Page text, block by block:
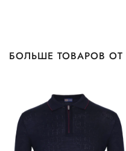
БОЛЬШЕ ТОВАРОВ ОТ